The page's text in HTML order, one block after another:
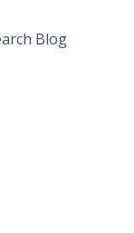
Blog